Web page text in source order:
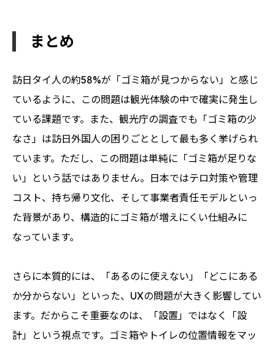
まとめ
訪日タイ人の約58%が「ゴミ箱が見つからない」と感じ
ているように、この問題は観光体験の中で確実に発生し
ている課題です。また、観光庁の調査でも「ゴミ箱の少
なさ」は訪日外国人の困りごととして最も多く挙げられ
ています。ただし、この問題は単純に「ゴミ箱が足りな
い」という話ではありません。日本ではテロ対策や管理
コスト、持ち帰り文化、そして事業者責任モデルといっ
た背景があり、構造的にゴミ箱が増えにくい仕組みに
なっています。
さらに本質的には、「あるのに使えない」「どこにある
か分からない」といった、UXの問題が大きく影響してい
ます。だからこそ重要なのは、「設置」ではなく「設
計」という視点です。ゴミ箱やトイレの位置情報をマッ